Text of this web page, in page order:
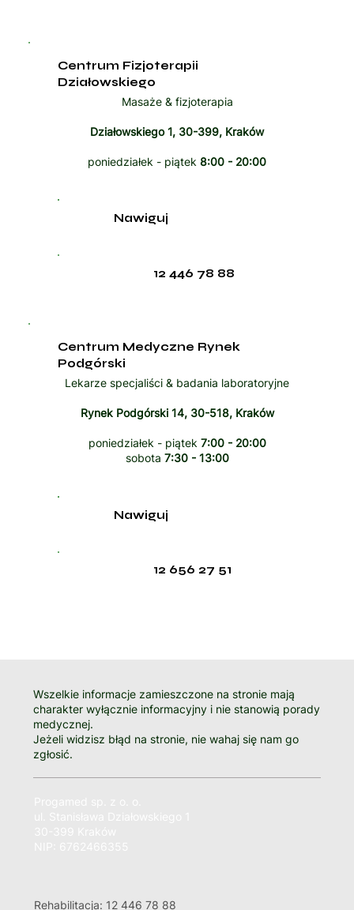
Centrum Fizjoterapii
Działowskiego
Masaże & fizjoterapia
Działowskiego 1, 30-399, Kraków
poniedziałek - piątek 8:00 - 20:00
12 446 78 88
Nawiguj
Centrum Medyczne Rynek
Podgórski
Lekarze specjaliści & badania laboratoryjne
Rynek Podgórski 14, 30-518, Kraków
poniedziałek - piątek 7:00 - 20:00
sobota 7:30 - 13:00
12 656 27 51
Nawiguj
Wszelkie informacje zamieszczone na stronie mają
charakter wyłącznie informacyjny i nie stanowią porady
medycznej.
Jeżeli widzisz błąd na stronie, nie wahaj się nam go
zgłosić.
Rehabilitacja: 12 446 78 88